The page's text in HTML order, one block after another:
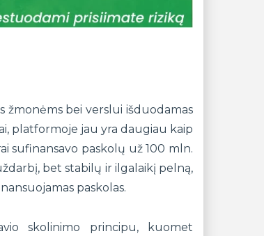
žmonėms bei verslui išduodamas
platformoje jau yra daugiau kaip
sufinansavo paskolų už 100 mln.
bet stabilų ir ilgalaikį pelną,
paskolas.
skolinimo principu, kuomet